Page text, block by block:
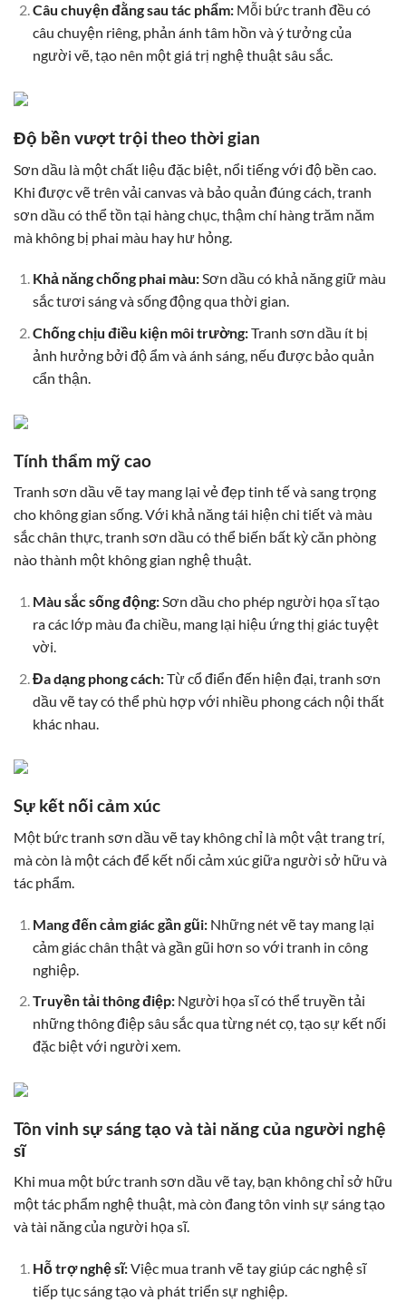
Câu chuyện đằng sau tác phẩm:Mỗi bức tranh đều có
câu chuyện riêng, phản ánh tâm hồn và ý tưởng của
người vẽ, tạo nên một giá trị nghệ thuật sâu sắc.
Độ bền vượt trội theo thời gian
Sơn dầu là một chất liệu đặc biệt, nổi tiếng với độ bền cao.
Khi được vẽ trên vải canvas và bảo quản đúng cách, tranh
sơn dầu có thể tồn tại hàng chục, thậm chí hàng trăm năm
mà không bị phai màu hay hư hỏng.
Khả năng chống phai màu:Sơn dầu có khả năng giữ màu
sắc tươi sáng và sống động qua thời gian.
Chống chịu điều kiện môi trường:Tranh sơn dầu ít bị
ảnh hưởng bởi độ ẩm và ánh sáng, nếu được bảo quản
cẩn thận.
Tính thẩm mỹ cao
Tranh sơn dầu vẽ tay mang lại vẻ đẹp tinh tế và sang trọng
cho không gian sống. Với khả năng tái hiện chi tiết và màu
sắc chân thực, tranh sơn dầu có thể biến bất kỳ căn phòng
nào thành một không gian nghệ thuật.
Màu sắc sống động:Sơn dầu cho phép người họa sĩ tạo
ra các lớp màu đa chiều, mang lại hiệu ứng thị giác tuyệt
vời.
Đa dạng phong cách:Từ cổ điển đến hiện đại, tranh sơn
dầu vẽ tay có thể phù hợp với nhiều phong cách nội thất
khác nhau.
Sự kết nối cảm xúc
Một bức tranh sơn dầu vẽ tay không chỉ là một vật trang trí,
mà còn là một cách để kết nối cảm xúc giữa người sở hữu và
tác phẩm.
Mang đến cảm giác gần gũi:Những nét vẽ tay mang lại
cảm giác chân thật và gần gũi hơn so với tranh in công
nghiệp.
Truyền tải thông điệp:Người họa sĩ có thể truyền tải
những thông điệp sâu sắc qua từng nét cọ, tạo sự kết nối
đặc biệt với người xem.
Tôn vinh sự sáng tạo và tài năng của người nghệ
sĩ
Khi mua một bức tranh sơn dầu vẽ tay, bạn không chỉ sở hữu
một tác phẩm nghệ thuật, mà còn đang tôn vinh sự sáng tạo
và tài năng của người họa sĩ.
Hỗ trợ nghệ sĩ:Việc mua tranh vẽ tay giúp các nghệ sĩ
tiếp tục sáng tạo và phát triển sự nghiệp.